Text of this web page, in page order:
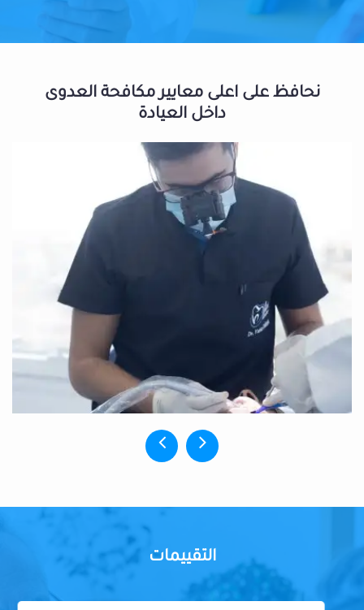
نحافظ على اعلى معايير مكافحة العدوى
داخل العيادة
التقييمات